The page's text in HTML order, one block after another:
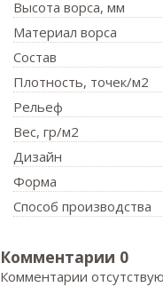
Высота ворса, мм
Материал ворса
Состав
Плотность, точек/м2
Рельеф
Вес, гр/м2
Дизайн
Форма
Способ производства
Комментарии 0
Комментарии